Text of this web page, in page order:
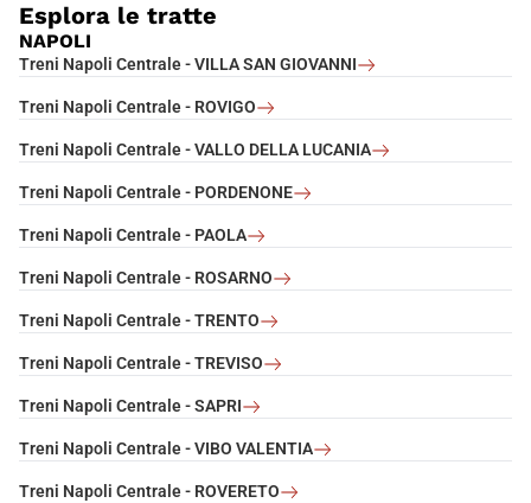
Esplora le tratte
NAPOLI
Treni Napoli Centrale - VILLA SAN GIOVANNI
Treni Napoli Centrale - ROVIGO
Treni Napoli Centrale - VALLO DELLA LUCANIA
Treni Napoli Centrale - PORDENONE
Treni Napoli Centrale - PAOLA
Treni Napoli Centrale - ROSARNO
Treni Napoli Centrale - TRENTO
Treni Napoli Centrale - TREVISO
Treni Napoli Centrale - SAPRI
Treni Napoli Centrale - VIBO VALENTIA
Treni Napoli Centrale - ROVERETO